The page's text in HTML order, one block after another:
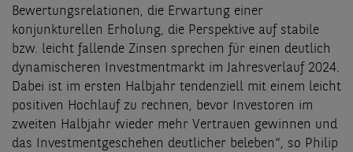
Bewertungsrelationen, die Erwartung einer
konjunkturellen Erholung, die Perspektive auf stabile
bzw. leicht fallende Zinsen sprechen für einen deutlich
dynamischeren Investmentmarkt im Jahresverlauf 2024.
Dabei ist im ersten Halbjahr tendenziell mit einem leicht
positiven Hochlauf zu rechnen, bevor Investoren im
zweiten Halbjahr wieder mehr Vertrauen gewinnen und
das Investmentgeschehen deutlicher beleben“, so Philip